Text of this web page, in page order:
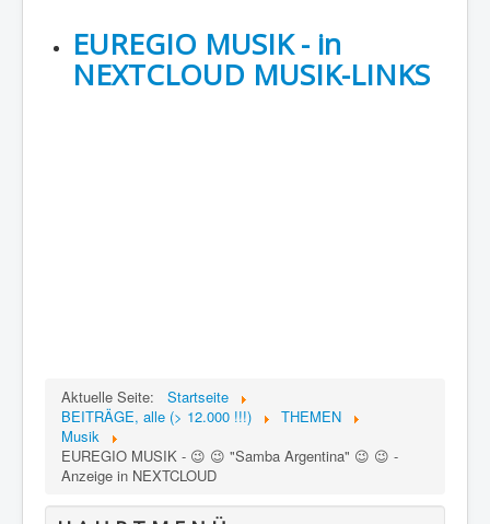
EUREGIO MUSIK - in
NEXTCLOUD MUSIK-LINKS
Aktuelle Seite:
Startseite
BEITRÄGE, alle (> 12.000 !!!)
THEMEN
Musik
EUREGIO MUSIK - 😉 😉 "Samba Argentina" 😉 😉 -
Anzeige in NEXTCLOUD